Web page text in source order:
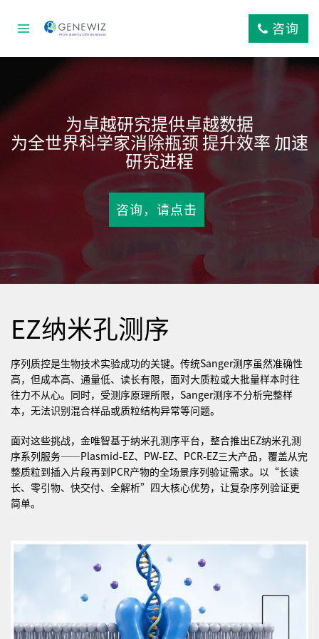
容
咨询
为卓越研究提供卓越数据
为全世界科学家消除瓶颈 提升效率 加速
研究进程
咨询，请点击
EZ纳米孔测序
序列质控是生物技术实验成功的关键。传统Sanger测序虽然准确性
高，但成本高、通量低、读长有限，面对大质粒或大批量样本时往
往力不从心。同时，受测序原理所限，Sanger测序不分析完整样
本，无法识别混合样品或质粒结构异常等问题。
面对这些挑战，金唯智基于纳米孔测序平台，整合推出EZ纳米孔测
序系列服务——Plasmid-EZ、PW-EZ、PCR-EZ三大产品，覆盖从完
整质粒到插入片段再到PCR产物的全场景序列验证需求。以“长读
长、零引物、快交付、全解析”四大核心优势，让复杂序列验证更
简单。